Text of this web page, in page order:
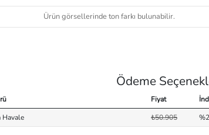
Ürün görsellerinde ton farkı bulunabilir.
Ödeme
Fiyat
Havale
₺50.905